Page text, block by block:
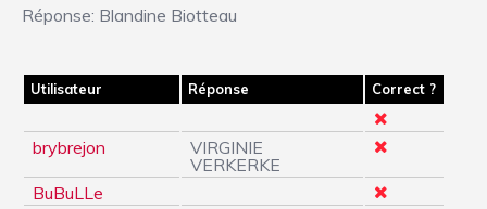
Réponse: Blandine Biotteau
Utilisateur Réponse Correct ?
brybrejon
VIRGINIE
VERKERKE
BuBuLLe